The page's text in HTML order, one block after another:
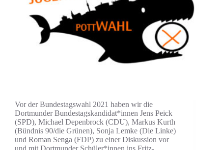
Vor der Bundestagswahl 2021 haben wir die
Dortmunder Bundestagskandidat*innen Jens Peick
(SPD), Michael Depenbrock (CDU), Markus Kurth
(Bündnis 90/die Grünen), Sonja Lemke (Die Linke)
und Roman Senga (FDP) zu einer Diskussion vor
und mit Dortmunder Schüler*innen ins Fritz-